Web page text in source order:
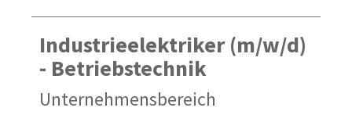
Industrieelektriker (m/w/d)
- Betriebstechnik
Unternehmensbereich